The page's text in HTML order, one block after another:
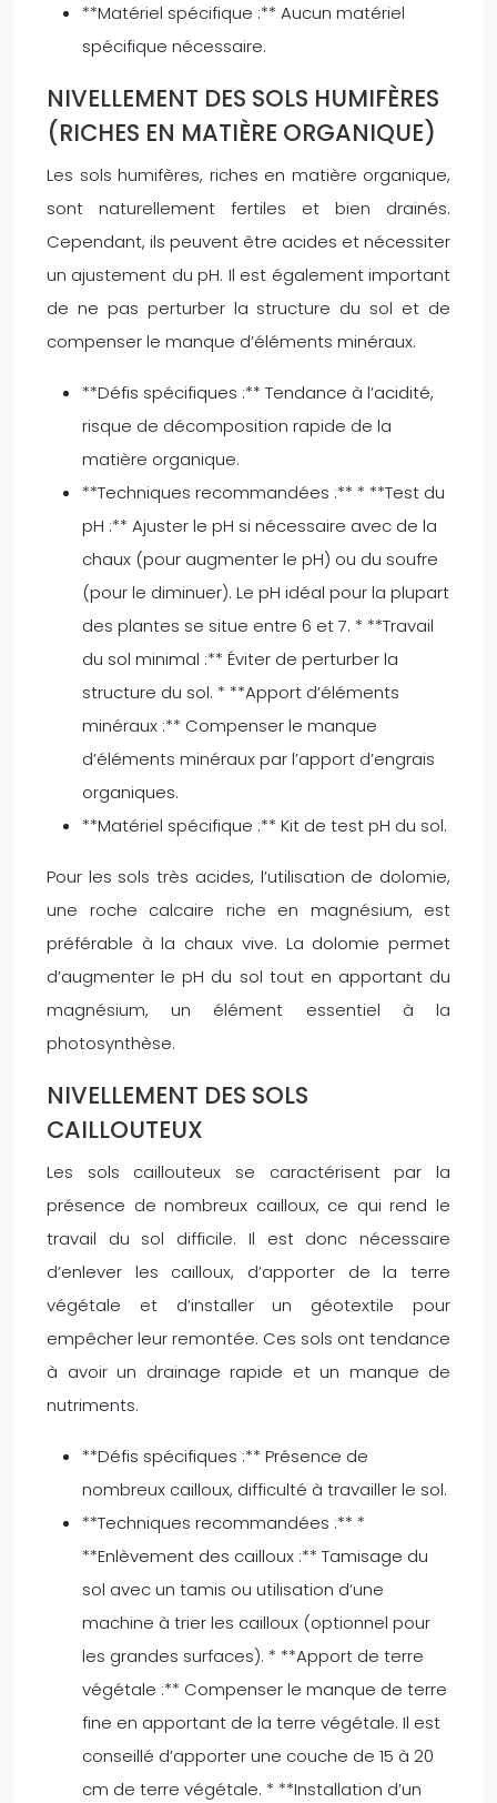
**Matériel spécifique :** Aucun matériel
spécifique nécessaire.
NIVELLEMENT DES SOLS HUMIFÈRES
(RICHES EN MATIÈRE ORGANIQUE)
Les sols humifères, riches en matière organique,
sont naturellement fertiles et bien drainés.
Cependant, ils peuvent être acides et nécessiter
un ajustement du pH. Il est également important
de ne pas perturber la structure du sol et de
compenser le manque d’éléments minéraux.
**Défis spécifiques :** Tendance à l’acidité,
risque de décomposition rapide de la
matière organique.
**Techniques recommandées :** * **Test du
pH :** Ajuster le pH si nécessaire avec de la
chaux (pour augmenter le pH) ou du soufre
(pour le diminuer). Le pH idéal pour la plupart
des plantes se situe entre 6 et 7. * **Travail
du sol minimal :** Éviter de perturber la
structure du sol. * **Apport d’éléments
minéraux :** Compenser le manque
d’éléments minéraux par l’apport d’engrais
organiques.
**Matériel spécifique :** Kit de test pH du sol.
Pour les sols très acides, l’utilisation de dolomie,
une roche calcaire riche en magnésium, est
préférable à la chaux vive. La dolomie permet
d’augmenter le pH du sol tout en apportant du
magnésium, un élément essentiel à la
photosynthèse.
NIVELLEMENT DES SOLS
CAILLOUTEUX
Les sols caillouteux se caractérisent par la
présence de nombreux cailloux, ce qui rend le
travail du sol difficile. Il est donc nécessaire
d’enlever les cailloux, d’apporter de la terre
végétale et d’installer un géotextile pour
empêcher leur remontée. Ces sols ont tendance
à avoir un drainage rapide et un manque de
nutriments.
**Défis spécifiques :** Présence de
nombreux cailloux, difficulté à travailler le sol.
**Techniques recommandées :** *
**Enlèvement des cailloux :** Tamisage du
sol avec un tamis ou utilisation d’une
machine à trier les cailloux (optionnel pour
les grandes surfaces). * **Apport de terre
végétale :** Compenser le manque de terre
fine en apportant de la terre végétale. Il est
conseillé d’apporter une couche de 15 à 20
cm de terre végétale. * **Installation d’un